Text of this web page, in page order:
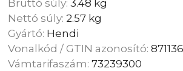
Bruttó súly:3.48 kg
Nettó súly: 2.57 kg
Gyártó: Hendi
Vonalkód / GTIN azonosító:
Vámtarifaszám:73239300